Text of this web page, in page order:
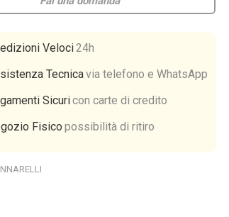
Veloci24h
Tecnicavia telefono e WhatsApp
Sicuricon carte di credito
Fisico possibilità di ritiro